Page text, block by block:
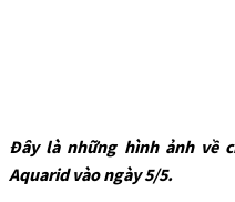
Đây là những hình ảnh về
Aquarid vào ngày 5/5.